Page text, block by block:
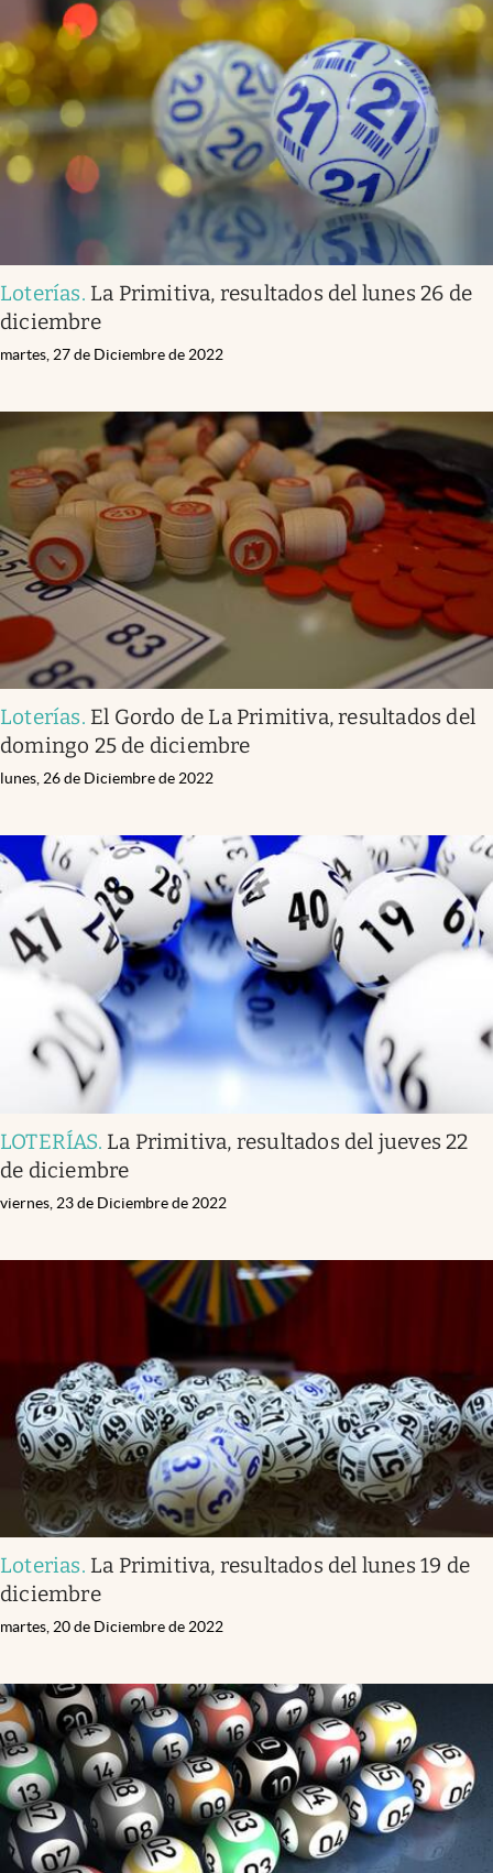
Loterías. La Primitiva, resultados del lunes 26 de
diciembre
martes, 27 de Diciembre de 2022
Loterías. El Gordo de La Primitiva, resultados del
domingo 25 de diciembre
lunes, 26 de Diciembre de 2022
LOTERÍAS. La Primitiva, resultados del jueves 22
de diciembre
viernes, 23 de Diciembre de 2022
Loterias. La Primitiva, resultados del lunes 19 de
diciembre
martes, 20 de Diciembre de 2022